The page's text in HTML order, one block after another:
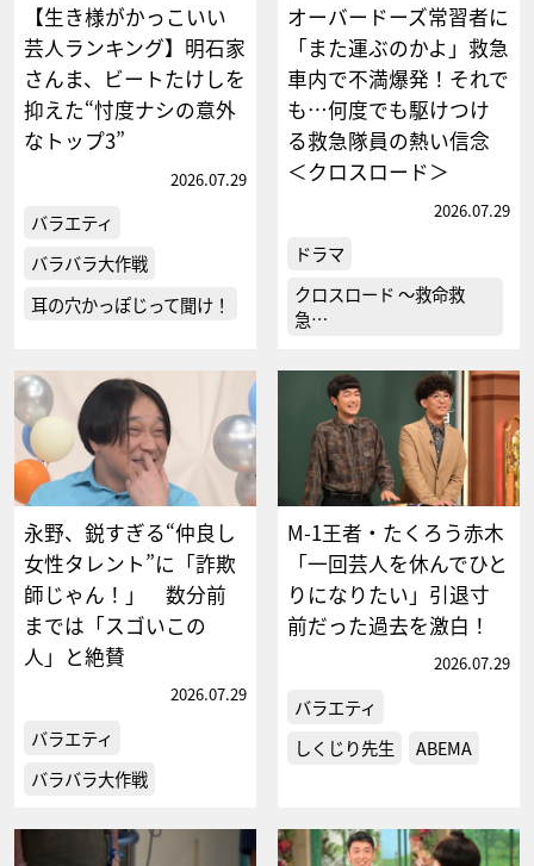
【生き様がかっこいい
芸人ランキング】明石家
さんま、ビートたけしを
抑えた“忖度ナシの意外
なトップ3”
2026.07.29
バラエティ
バラバラ大作戦
耳の穴かっぽじって聞け！
オーバードーズ常習者に
「また運ぶのかよ」救急
車内で不満爆発！それで
も…何度でも駆けつけ
る救急隊員の熱い信念
＜クロスロード＞
2026.07.29
ドラマ
クロスロード ～救命救
急…
永野、鋭すぎる“仲良し
女性タレント”に「詐欺
師じゃん！」 数分前
までは「スゴいこの
人」と絶賛
2026.07.29
バラエティ
バラバラ大作戦
M-1王者・たくろう赤木
「一回芸人を休んでひと
りになりたい」引退寸
前だった過去を激白！
2026.07.29
バラエティ
しくじり先生
ABEMA